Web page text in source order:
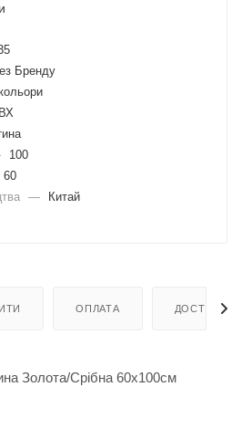
Бренду
100
60
— Китай
ОПЛАТА ДОСТАВКА
Золота/Срібна 60х100см